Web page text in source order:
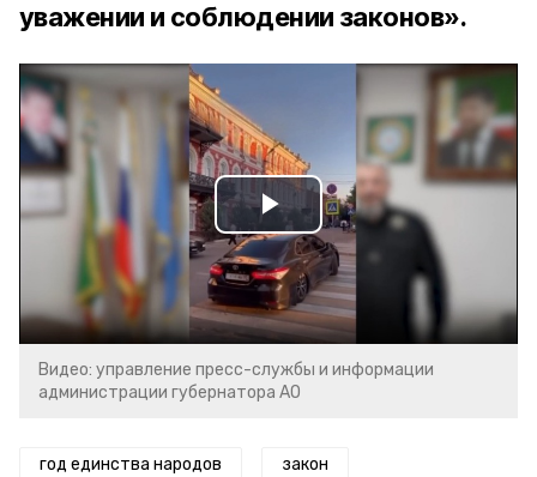
уважении и соблюдении законов».
Play
Video
Видео: управление пресс-службы и информации
администрации губернатора АО
год единства народов закон